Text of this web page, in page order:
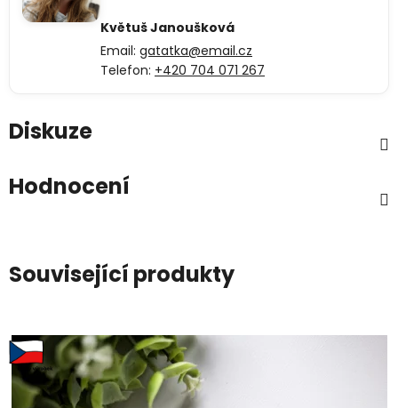
Květuš Janoušková
Email: gatatka@email.cz
Telefon: +420 704 071 267
Diskuze
Hodnocení
Související produkty